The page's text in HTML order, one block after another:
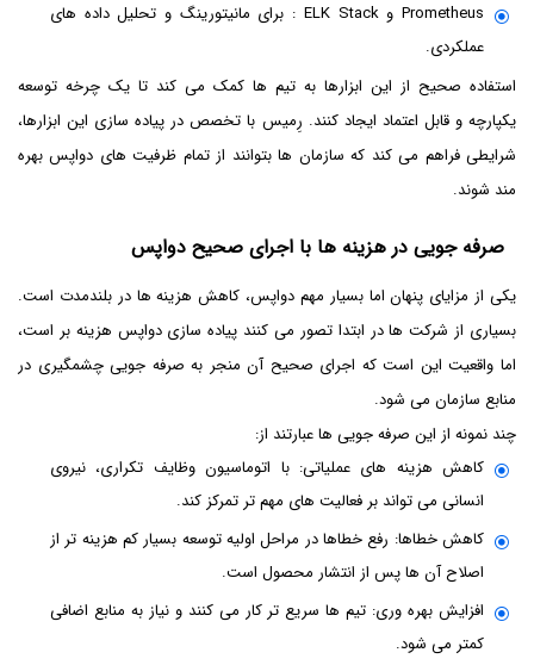
Prometheus و ELK Stack : برای مانیتورینگ و تحلیل داده های
عملکردی.
استفاده صحیح از این ابزارها به تیم ها کمک می کند تا یک چرخه توسعه
یکپارچه و قابل اعتماد ایجاد کنند. رِمیس با تخصص در پیاده سازی این ابزارها،
شرایطی فراهم می کند که سازمان ها بتوانند از تمام ظرفیت های دواپس بهره
مند شوند.
صرفه جویی در هزینه ها با اجرای صحیح دواپس
یکی از مزایای پنهان اما بسیار مهم دواپس، کاهش هزینه ها در بلندمدت است.
بسیاری از شرکت ها در ابتدا تصور می کنند پیاده سازی دواپس هزینه بر است،
اما واقعیت این است که اجرای صحیح آن منجر به صرفه جویی چشمگیری در
منابع سازمان می شود.
چند نمونه از این صرفه جویی ها عبارتند از:
کاهش هزینه های عملیاتی: با اتوماسیون وظایف تکراری، نیروی
انسانی می تواند بر فعالیت های مهم تر تمرکز کند.
کاهش خطاها: رفع خطاها در مراحل اولیه توسعه بسیار کم هزینه تر از
اصلاح آن ها پس از انتشار محصول است.
افزایش بهره وری: تیم ها سریع تر کار می کنند و نیاز به منابع اضافی
کمتر می شود.